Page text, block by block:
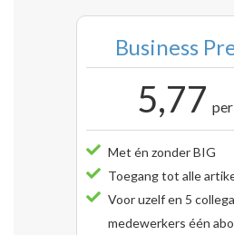
Business
5,77
Met én zonder BIG
Toegang tot alle
Voor uzelf en 5
medewerkers één